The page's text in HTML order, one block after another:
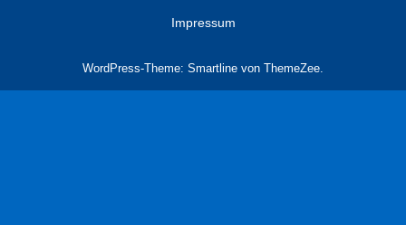
Impressum
WordPress-Theme: Smartline von ThemeZee.